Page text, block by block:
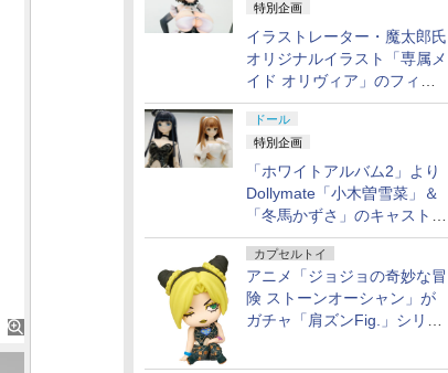
特別企画
イラストレーター・魔太郎氏
オリジナルイラスト「専属メ
イド オリヴィア」のフィギ
ュア彩色原型が東京フィギュ
アギャラリーにて展示中
ドール
特別企画
「ホワイトアルバム2」より
Dollymate「小木曽雪菜」＆
「冬馬かずさ」のキャストド
ール実物見本が東京フィギュ
アギャラリーにて展示中
カプセルトイ
アニメ「ジョジョの奇妙な冒
険 ストーンオーシャン」が
ガチャ「肩ズンFig.」シリー